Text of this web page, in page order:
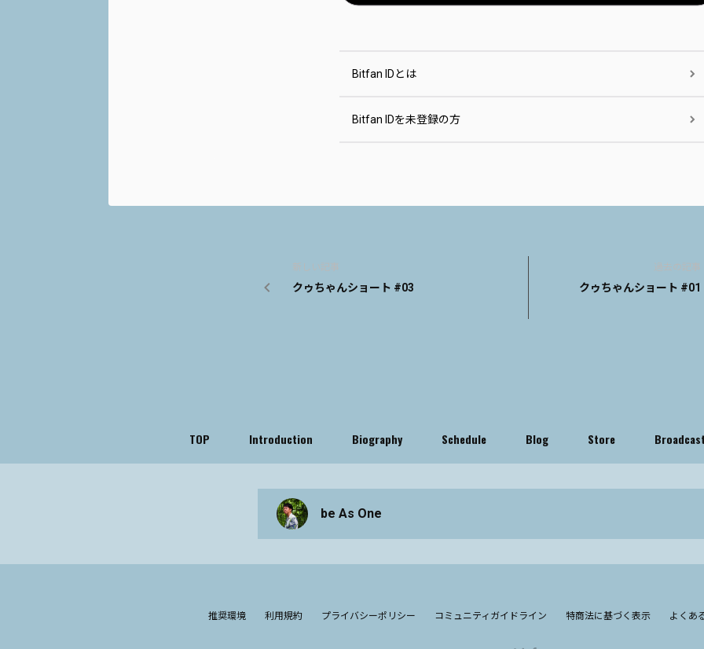
Bitfan IDとは
Bitfan IDを未登録の方
クゥちゃんショート #03 クゥちゃんショート #01
TOP Introduction Biography Schedule Blog Store
be As One
推奨環境 利用規約 プライバシーポリシー コミュニティガイドライン 特商法に基づく表示 よくあ